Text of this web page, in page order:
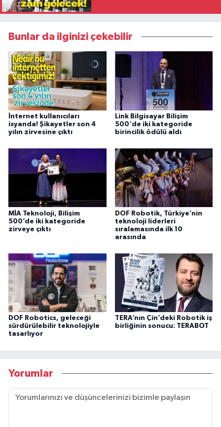
Bunlar da ilginizi çekebilir
İnternet kullanıcıları
isyanda! Şikayetler son 4
yılın zirvesine çıktı
Link Bilgisayar Bilişim
500'de iki kategoride
birincilik ödülü aldı
MİA Teknoloji, Bilişim
500’de iki kategoride
zirveye çıktı
DOF Robotik, Türkiye’nin
teknoloji liderleri
sıralamasında ilk 10
arasında
DOF Robotics, geleceği
sürdürülebilir teknolojiyle
tasarlıyor
TERA’nın Çin’deki Robotik iş
birliğinin sonucu: TERABOT
Yorumlar